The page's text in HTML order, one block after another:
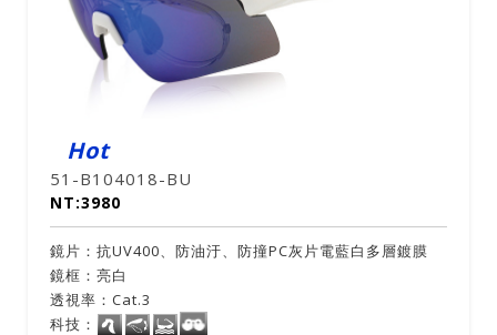
Hot
51-B104018-BU
NT:3980
鏡片：抗UV400、防油汙、防撞PC灰片電藍白多層鍍膜
鏡框：亮白
透視率：Cat.3
科技：